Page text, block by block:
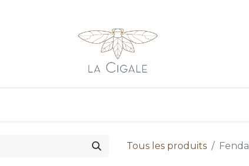
Tous les produits